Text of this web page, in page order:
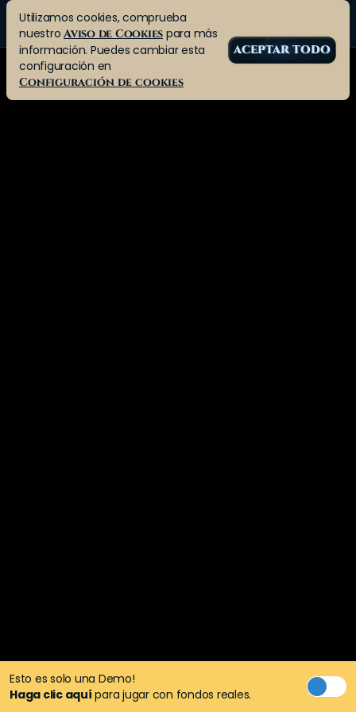
Esto es solo una Demo!
Haga clic aquí para jugar con fondos reales.
Utilizamos cookies, comprueba
nuestro Aviso de Cookies para más
información. Puedes cambiar esta
configuración en
Configuración de cookies
ACEPTAR TODO